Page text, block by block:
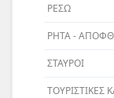
ΡΕΣΩ
ΡΗΤΑ -
ΣΤΑΥΡΟI
ΤΟΥΡΙΣΤΙΚΕΣ